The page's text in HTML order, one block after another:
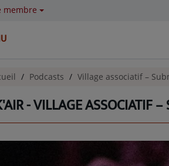
membre
HISTOIRE
Podcasts Village associatif –
- VILLAGE ASSOCIATIF